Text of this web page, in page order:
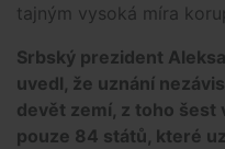
tajným vysoká míra
Srbský prezident
uvedl, že uznání
devět zemí, z toho šest
pouze 84 států, které